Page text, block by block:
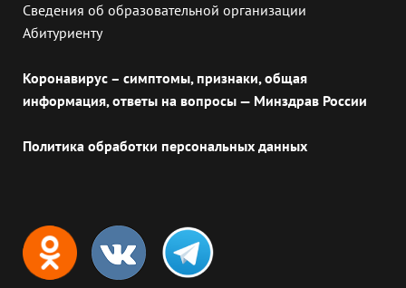
Сведения об образовательной организации
Абитуриенту
Коронавирус – симптомы, признаки, общая
информация, ответы на вопросы — Минздрав России
Политика обработки персональных данных